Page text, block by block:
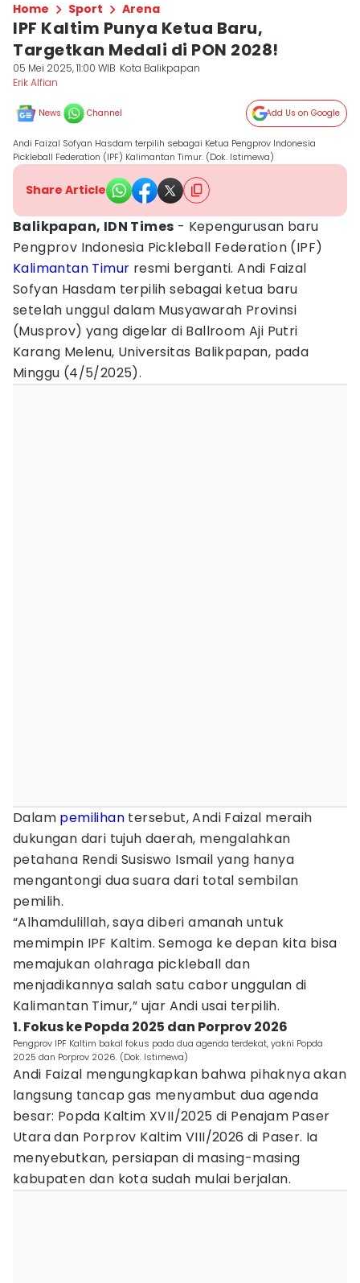
Home Sport Arena
IPF Kaltim Punya Ketua Baru,
Targetkan Medali di PON 2028!
05 Mei 2025, 11:00 WIB Kota Balikpapan
Erik Alfian
News Channel Add Us on Google
Andi Faizal Sofyan Hasdam terpilih sebagai Ketua Pengprov Indonesia
Pickleball Federation (IPF) Kalimantan Timur. (Dok. Istimewa)
Share Article
Balikpapan, IDN Times - Kepengurusan baru
Pengprov Indonesia Pickleball Federation (IPF)
Kalimantan Timur resmi berganti. Andi Faizal
Sofyan Hasdam terpilih sebagai ketua baru
setelah unggul dalam Musyawarah Provinsi
(Musprov) yang digelar di Ballroom Aji Putri
Karang Melenu, Universitas Balikpapan, pada
Minggu (4/5/2025).
Dalam pemilihan tersebut, Andi Faizal meraih
dukungan dari tujuh daerah, mengalahkan
petahana Rendi Susiswo Ismail yang hanya
mengantongi dua suara dari total sembilan
pemilih.
“Alhamdulillah, saya diberi amanah untuk
memimpin IPF Kaltim. Semoga ke depan kita bisa
memajukan olahraga pickleball dan
menjadikannya salah satu cabor unggulan di
Kalimantan Timur,” ujar Andi usai terpilih.
1. Fokus ke Popda 2025 dan Porprov 2026
Pengprov IPF Kaltim bakal fokus pada dua agenda terdekat, yakni Popda
2025 dan Porprov 2026. (Dok. Istimewa)
Andi Faizal mengungkapkan bahwa pihaknya akan
langsung tancap gas menyambut dua agenda
besar: Popda Kaltim XVII/2025 di Penajam Paser
Utara dan Porprov Kaltim VIII/2026 di Paser. Ia
menyebutkan, persiapan di masing-masing
kabupaten dan kota sudah mulai berjalan.